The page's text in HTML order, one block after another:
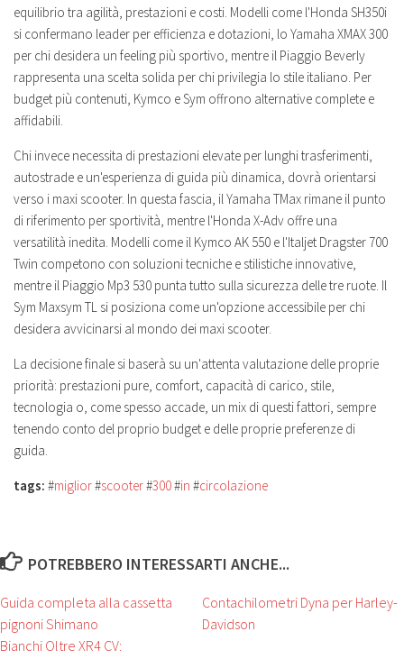
equilibrio tra agilità, prestazioni e costi. Modelli come l'Honda SH350i
si confermano leader per efficienza e dotazioni, lo Yamaha XMAX 300
per chi desidera un feeling più sportivo, mentre il Piaggio Beverly
rappresenta una scelta solida per chi privilegia lo stile italiano. Per
budget più contenuti, Kymco e Sym offrono alternative complete e
affidabili.
Chi invece necessita di prestazioni elevate per lunghi trasferimenti,
autostrade e un'esperienza di guida più dinamica, dovrà orientarsi
verso i maxi scooter. In questa fascia, il Yamaha TMax rimane il punto
di riferimento per sportività, mentre l'Honda X-Adv offre una
versatilità inedita. Modelli come il Kymco AK 550 e l'Italjet Dragster 700
Twin competono con soluzioni tecniche e stilistiche innovative,
mentre il Piaggio Mp3 530 punta tutto sulla sicurezza delle tre ruote. Il
Sym Maxsym TL si posiziona come un'opzione accessibile per chi
desidera avvicinarsi al mondo dei maxi scooter.
La decisione finale si baserà su un'attenta valutazione delle proprie
priorità: prestazioni pure, comfort, capacità di carico, stile,
tecnologia o, come spesso accade, un mix di questi fattori, sempre
tenendo conto del proprio budget e delle proprie preferenze di
guida.
tags: #miglior#scooter#300#in #circolazione
POTREBBERO INTERESSARTI ANCHE...
Guida completa alla cassetta
pignoni Shimano
Contachilometri Dyna per Harley-
Davidson
Bianchi Oltre XR4 CV: